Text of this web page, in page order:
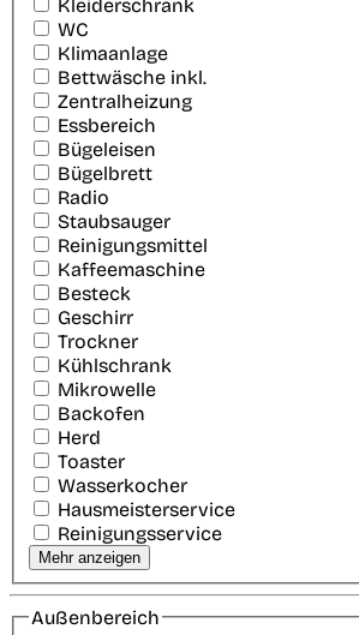
Kleiderschrank
WC
Klimaanlage
Bettwäsche inkl.
Zentralheizung
Essbereich
Bügeleisen
Bügelbrett
Radio
Staubsauger
Reinigungsmittel
Kaffeemaschine
Besteck
Geschirr
Trockner
Kühlschrank
Mikrowelle
Backofen
Herd
Toaster
Wasserkocher
Hausmeisterservice
Reinigungsservice
Mehr anzeigen
Außenbereich